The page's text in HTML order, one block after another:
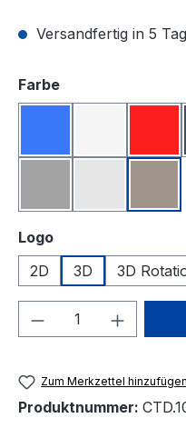
Versandfertig in 5
Farbeauswählen
Logoauswählen
2D
3D 3D
Produkt
Zum Merkzettel hinzufügen
Produktnummer: